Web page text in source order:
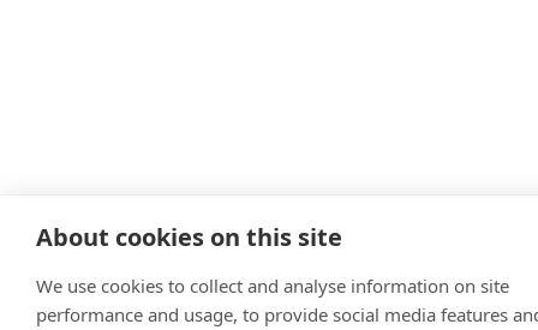
About cookies on this site
We use cookies to collect and analyse information on site
performance and usage, to provide social media features